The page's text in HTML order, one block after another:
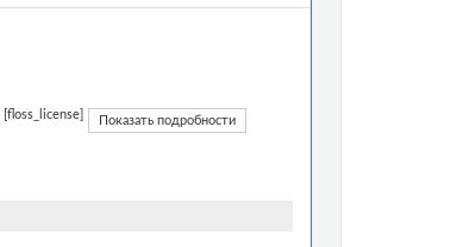
[floss_license] Показать подробности